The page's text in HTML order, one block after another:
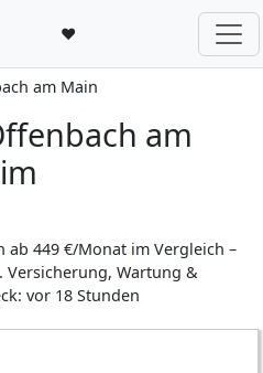
♥
am Main
am
ab 449 €/Monat im Vergleich –
Versicherung, Wartung &
vor 18 Stunden